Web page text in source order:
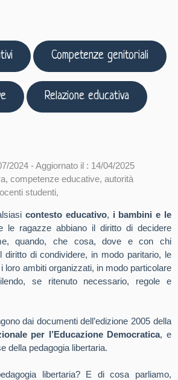
Competenze genitoriali
Relazione educativa
2024 - Aggiornato il : 14/04/2025
, competenze educative, autorità
studenti,
contesto educativo, i bambini e le
le ragazze abbiano il diritto di decidere
quando, che cosa, dove e con chi
diritto di condividere, in modo paritario, le
loro ambiti organizzati, in modo particolare
se ritenuto necessario, regole e
dai documenti dell’edizione 2005 della
per l’Educazione Democratica, e
della pedagogia libertaria.
libertaria? E di cosa parliamo,